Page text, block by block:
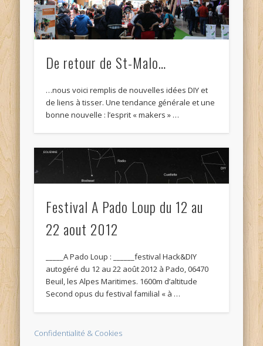
De retour de St-Malo…
…nous voici remplis de nouvelles idées DIY et
de liens à tisser. Une tendance générale et une
bonne nouvelle : l’esprit « makers » …
Festival A Pado Loup du 12 au
22 aout 2012
_____A Pado Loup : ______festival Hack&DIY
autogéré du 12 au 22 août 2012 à Pado, 06470
Beuil, les Alpes Maritimes. 1600m d’altitude
Second opus du festival familial « à …
Confidentialité & Cookies